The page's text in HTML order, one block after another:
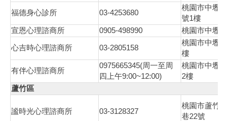
福德身心診所 03-4253680
桃園市中壢
號1樓
宣恩心理諮商所
0905-498990 桃園市中壢
心吉時心理諮商所 03-2805158
桃園市中壢
樓
有伴心理諮商所
0975665345(周一至周
四上午9:00~12:00)
桃園市中壢
2樓
蘆竹區
謐時光心理諮商所 03-3128327
桃園市蘆竹
巷22號